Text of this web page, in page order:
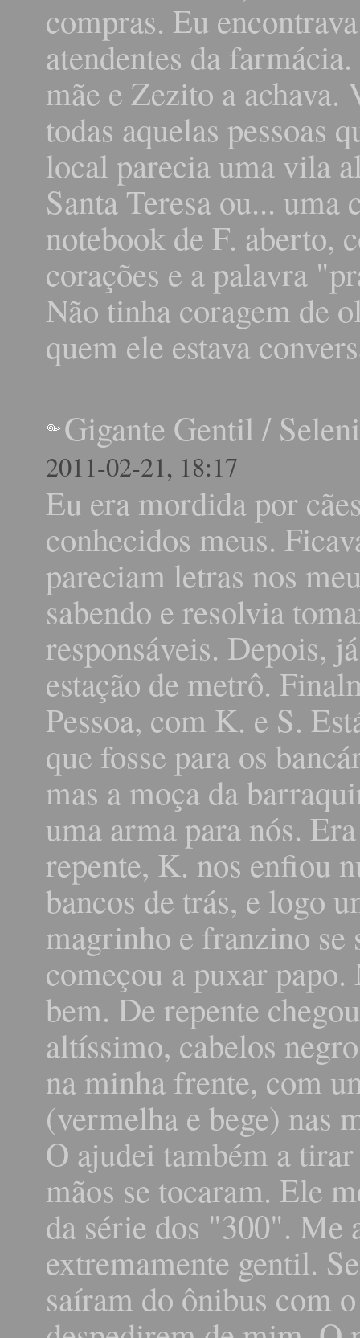
compras. Eu
atendentes da
mãe e Zezito a
todas aquelas pessoas
local parecia uma vila
Santa Teresa ou...
notebook de F. aberto,
corações e a palavra
Não tinha coragem de
quem ele estava
Gigante Gentil /
2011-02-21, 18:17
Eu era mordida por
conhecidos meus.
pareciam letras nos
sabendo e resolvia
responsáveis. Depois,
estação de metrô.
Pessoa, com K. e S.
que fosse para os
mas a moça da
uma arma para nós.
repente, K. nos enfiou
bancos de trás, e logo
magrinho e franzino se
começou a puxar
bem. De repente
altíssimo, cabelos
na minha frente, com
(vermelha e bege) nas
O ajudei também a
mãos se tocaram. Ele
da série dos "300". Me
extremamente gentil.
saíram do ônibus com